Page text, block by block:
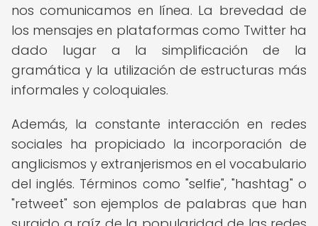
nos comunicamos en línea. La brevedad de
los mensajes en plataformas como Twitter ha
dado lugar a la simplificación de la
gramática y la utilización de estructuras más
informales y coloquiales.
Además, la constante interacción en redes
sociales ha propiciado la incorporación de
anglicismos y extranjerismos en el vocabulario
del inglés. Términos como "selfie", "hashtag" o
"retweet" son ejemplos de palabras que han